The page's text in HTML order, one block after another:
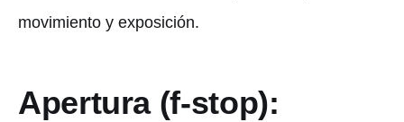
movimiento y exposición.
Apertura (f-stop):